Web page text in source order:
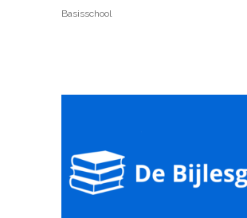
Basisschool